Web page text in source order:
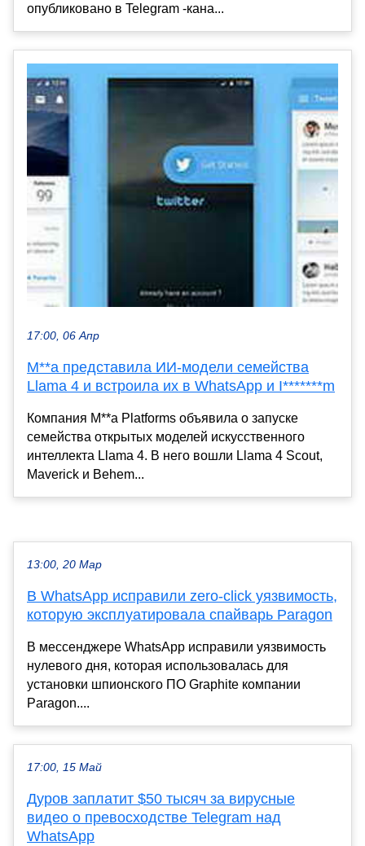
опубликовано в Telegram -кана...
17:00, 06 Апр
M**a представила ИИ-модели семейства
Llama 4 и встроила их в WhatsApp и I*******m
Компания M**a Platforms объявила о запуске
семейства открытых моделей искусственного
интеллекта Llama 4. В него вошли Llama 4 Scout,
Maverick и Behem...
13:00, 20 Мар
В WhatsApp исправили zero-click уязвимость,
которую эксплуатировала спайварь Paragon
В мессенджере WhatsApp исправили уязвимость
нулевого дня, которая использовалась для
установки шпионского ПО Graphite компании
Paragon....
17:00, 15 Май
Дуров заплатит $50 тысяч за вирусные
видео о превосходстве Telegram над
WhatsApp